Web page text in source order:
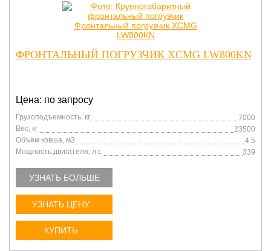
ФРОНТАЛЬНЫЙ ПОГРУЗЧИК XCMG LW800KN
Цена: по запросу
Грузоподъемность, кг
7000
Вес, кг
23500
Объём ковша, м3
4.5
Мощность двигателя, л.с
339
УЗНАТЬ БОЛЬШЕ
УЗНАТЬ ЦЕНУ
КУПИТЬ